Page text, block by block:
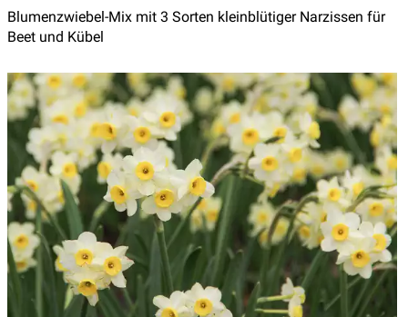
Blumenzwiebel-Mix mit 3 Sorten kleinblütiger Narzissen für
Beet und Kübel